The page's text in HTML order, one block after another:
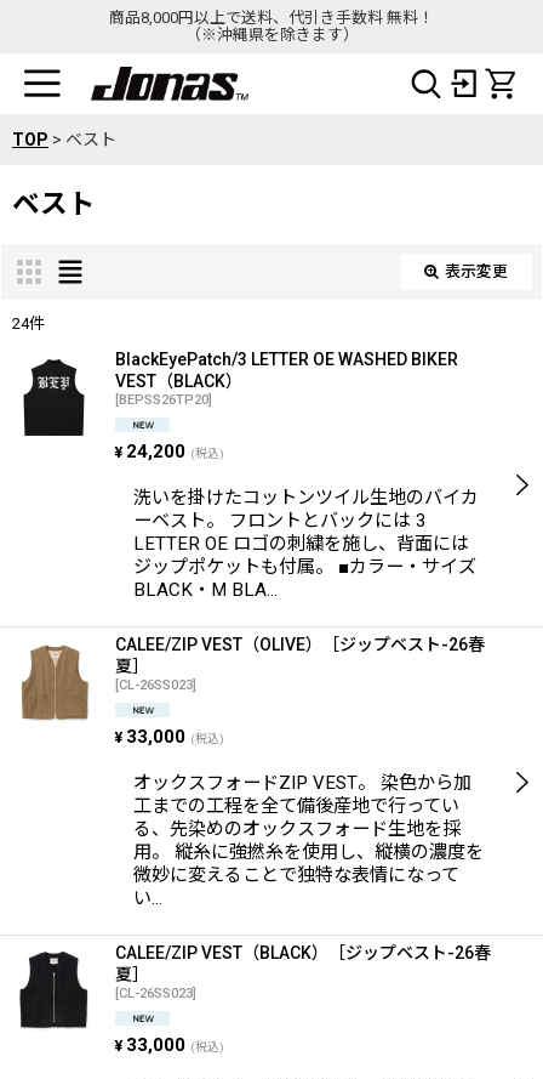
商品8,000円以上で送料、代引き手数料 無料！
（※沖縄県を除きます）
TOP > ベスト
ベスト
表示変更
在庫あり
絞り込む
閉じる
24件
BlackEyePatch/3 LETTER OE WASHED BIKER
VEST（BLACK）
[BEPSS26TP20]
¥ 24,200 (税込)
洗いを掛けたコットンツイル生地のバイカ
ーベスト。 フロントとバックには 3
LETTER OE ロゴの刺繍を施し、背面には
ジップポケットも付属。 ■カラー・サイズ
BLACK・M BLA…
CALEE/ZIP VEST（OLIVE）［ジップベスト-26春
夏］
[CL-26SS023]
¥ 33,000 (税込)
オックスフォードZIP VEST。 染色から加
工までの工程を全て備後産地で行ってい
る、先染めのオックスフォード生地を採
用。 縦糸に強撚糸を使用し、縦横の濃度を
微妙に変えることで独特な表情になって
い…
CALEE/ZIP VEST（BLACK）［ジップベスト-26春
夏］
[CL-26SS023]
¥ 33,000 (税込)